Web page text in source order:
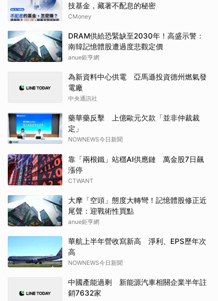
技基金，藏著不配息的秘密
CMoney
DRAM供給恐緊缺至2030年！高盛示警：
南韓記憶體股遭過度悲觀定價
anue鉅亨網
為新資料中心供電 亞馬遜投資德州燃氣發
電廠
中央通訊社
藥華藥反擊 上億歐元欠款「並非仲裁裁
定」
NOWNEWS今日新聞
靠「兩根鐵」站穩AI供應鏈 萬金股7日飆
漲停
CTWANT
大摩「空頭」態度大轉彎！記憶體股修正近
尾聲：迎戰術性買點
anue鉅亨網
華航上半年營收寫新高 淨利、EPS歷年次
高
NOWNEWS今日新聞
中國產能過剩 新能源汽車相關企業半年註
銷7632家